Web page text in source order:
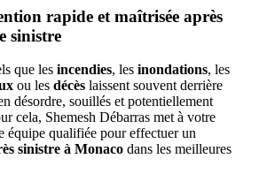
rapide et maîtrisée après
sinistre
que les incendies, les inondations, les
ou les décès laissent souvent derrière
désordre, souillés et potentiellement
cela, Shemesh Débarras met à votre
équipe qualifiée pour effectuer un
sinistre à Monaco dans les meilleures